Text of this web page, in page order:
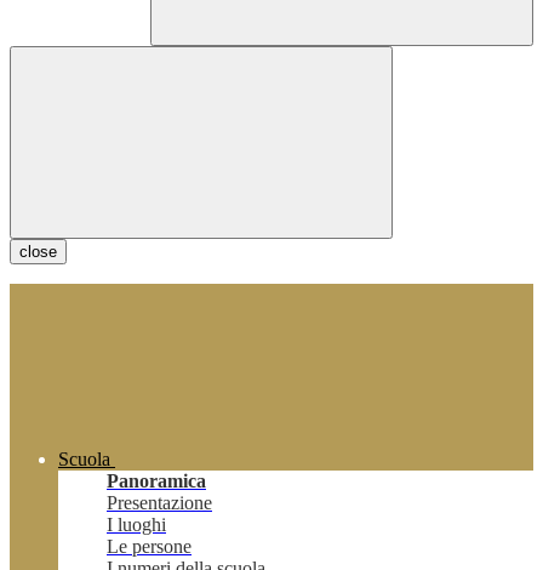
close
Scuola
Panoramica
Presentazione
I luoghi
Le persone